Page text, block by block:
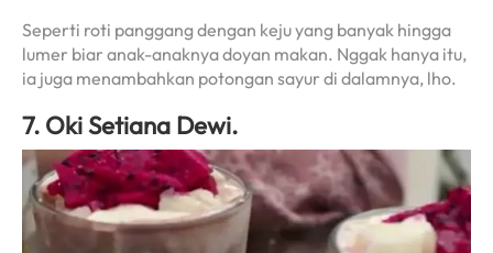
Seperti roti panggang dengan keju yang banyak hingga
lumer biar anak-anaknya doyan makan. Nggak hanya itu,
ia juga menambahkan potongan sayur di dalamnya, lho.
7. Oki Setiana Dewi.